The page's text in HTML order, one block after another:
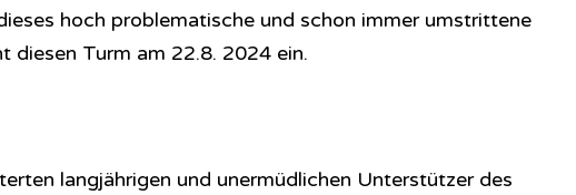
hoch problematische und schon immer umstrittene
diesen Turm am 22.8. 2024 ein.
langjährigen und unermüdlichen Unterstützer des